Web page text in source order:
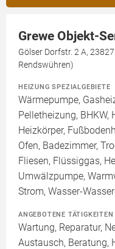
Grewe Objekt-
Gölser Dorfstr. 2 A,
Rendswühren)
HEIZUNG SPEZIALGEBIETE
Wärmepumpe,
Pelletheizung, BHKW,
Heizkörper,
Ofen, Badezimmer,
Fliesen, Flüssiggas,
Umwälzpumpe,
Strom, Wasser-
ANGEBOTENE TÄTIGKEITEN
Wartung, Reparatur,
Austausch, Beratung,